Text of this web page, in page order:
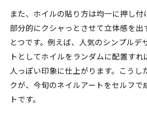
テク
ホイルアートの失敗を防ぐ最新
人気ネイルホイルアートの
方法
転写ジェルでホイルアート
コツ
また、ホイルの貼り方は均一に押し付
部分的にクシャっとさせて立体感を出
とつです。例えば、人気のシンプルデ
トとしてホイルをランダムに配置す
人っぽい印象に仕上がります。こうし
クが、今旬のネイルアートをセルフで
トです。